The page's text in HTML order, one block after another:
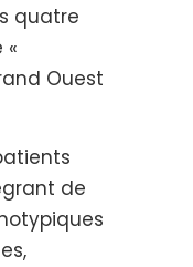
quatre
«
Ouest
de